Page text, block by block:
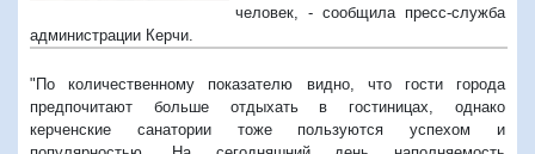
человек, - сообщила пресс-служба
администрации Керчи.
"По количественному показателю видно, что гости города
предпочитают больше отдыхать в гостиницах, однако
керченские санатории тоже пользуются успехом и